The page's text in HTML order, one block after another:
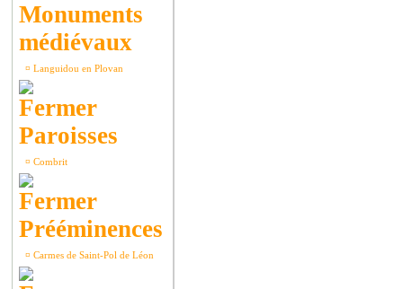
Monuments
médiévaux
¤ Languidou en Plovan
Paroisses
¤ Combrit
Prééminences
¤ Carmes de Saint-Pol de Léon